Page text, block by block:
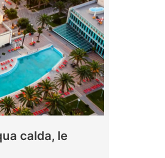
calda, le